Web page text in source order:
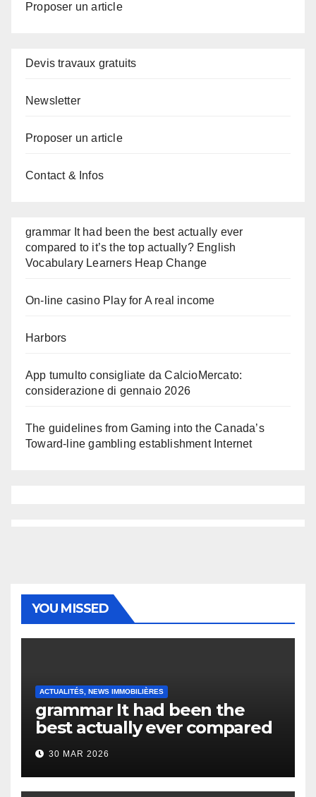
Proposer un article
Devis travaux gratuits
Newsletter
Proposer un article
Contact & Infos
grammar It had been the best actually ever
compared to it’s the top actually? English
Vocabulary Learners Heap Change
On-line casino Play for A real income
Harbors
App tumulto consigliate da CalcioMercato:
considerazione di gennaio 2026
The guidelines from Gaming into the Canada’s
Toward-line gambling establishment Internet
YOU MISSED
ACTUALITÉS, NEWS IMMOBILIÈRES
grammar It had been the
best actually ever compared
to it’s the top actually?
English Vocabulary Learners
Heap Change
30 MAR 2026